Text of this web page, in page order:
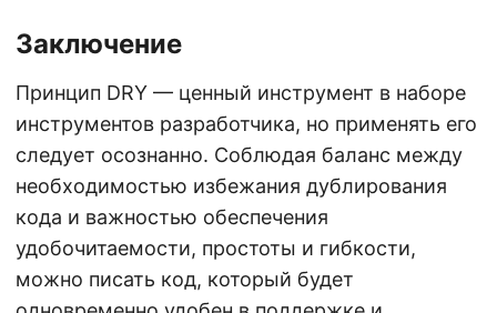
Заключение
Принцип DRY — ценный инструмент в наборе
инструментов разработчика, но применять его
следует осознанно. Соблюдая баланс между
необходимостью избежания дублирования
кода и важностью обеспечения
удобочитаемости, простоты и гибкости,
можно писать код, который будет